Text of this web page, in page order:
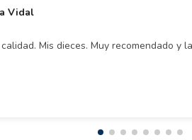
Vidal
Mis dieces. Muy recomendado y